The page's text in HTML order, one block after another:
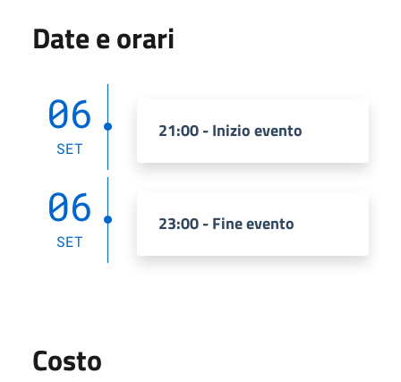
Date e orari
06
SET
21:00 - Inizio evento
06
SET
23:00 - Fine evento
Costo